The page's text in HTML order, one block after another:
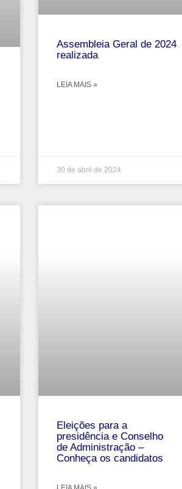
Assembleia Geral de 2024
realizada
LEIA MAIS »
30 de abril de 2024
Eleições para a
presidência e Conselho
de Administração –
Conheça os candidatos